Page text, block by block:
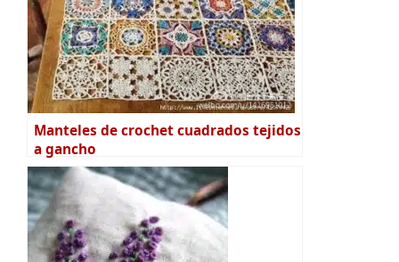
Manteles de crochet cuadrados tejidos
a gancho